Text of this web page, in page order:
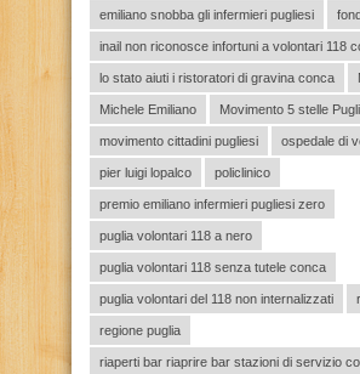
emiliano snobba gli infermieri pugliesi
inail non riconosce infortuni a volontari 118
lo stato aiuti i ristoratori di gravina conca
Michele Emiliano Movimento 5 stelle
movimento cittadini pugliesi ospedale di
pier luigi lopalco policlinico
premio emiliano infermieri pugliesi zero
puglia volontari 118 a nero
puglia volontari 118 senza tutele conca
puglia volontari del 118 non internalizzati
regione puglia
riaperti bar riaprire bar stazioni di servizio